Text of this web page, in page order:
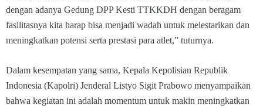
dengan adanya Gedung DPP Kesti TTKKDH dengan beragam
fasilitasnya kita harap bisa menjadi wadah untuk melestarikan dan
meningkatkan potensi serta prestasi para atlet,” tuturnya.
Dalam kesempatan yang sama, Kepala Kepolisian Republik
Indonesia (Kapolri) Jenderal Listyo Sigit Prabowo menyampaikan
bahwa kegiatan ini adalah momentum untuk makin meningkatkan